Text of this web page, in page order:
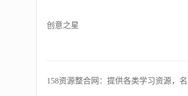
创意之星
158资源整合网：提供各类学习资源，